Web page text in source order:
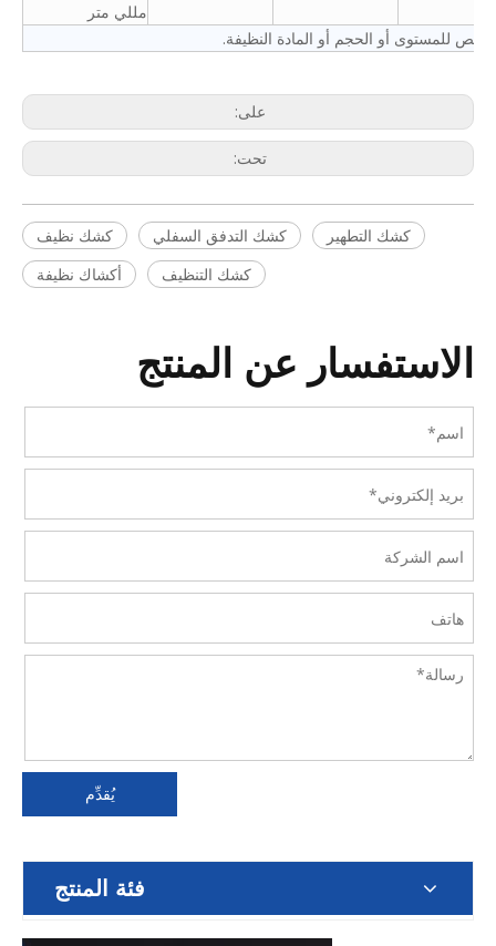
مللي متر
للمستوى أو الحجم أو المادة النظيفة.
على:
تحت:
كشك نظيف كشك التدفق السفلي
كشك التطهير
أكشاك نظيفة
كشك التنظيف
الاستفسار عن المنتج
يُقدِّم
فئة المنتج